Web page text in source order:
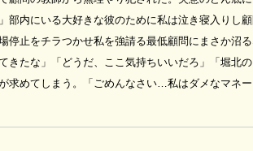
内にいる大好きな彼のために私は泣き寝入りし
停止をチラつかせ私を強請る最低顧問にまさか
たな」「どうだ、ここ気持ちいいだろ」「堀北
求めてしまう。「ごめんなさい…私はダメなマネ